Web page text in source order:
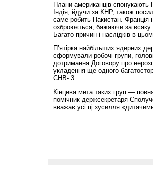
Плани американців спонукають
Індія, йдучи за КНР, також
саме робить Пакистан. Франція
озброюється, бажаючи за всяку
Багато причин і наслідків в
П’ятірка найбільших ядерних
сформували робочі групи,
дотримання Договору про
укладення ще одного
СНВ- 3.
Кінцева мета таких груп —
помічник держсекретаря
вважає усі ці зусилля